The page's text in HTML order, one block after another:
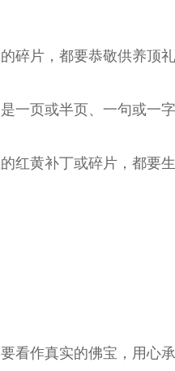
碎片，都要恭敬供养顶
一页或半页、一句或一
红黄补丁或碎片，都
看作真实的佛宝，用心